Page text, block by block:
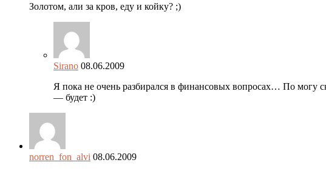
Золотом, али за кров, еду и койку? ;)
Sirano 08.06.2009
Я пока не очень разбирался в финансовых вопросах… По могу
— будет :)
norren_fon_alvi 08.06.2009